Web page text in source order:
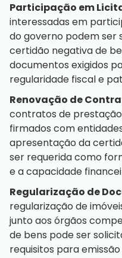
Participação em
interessadas em
do governo podem ser
certidão negativa de
documentos exigidos
regularidade fiscal e
Renovação de
contratos de
firmados com
apresentação da
ser requerida como
e a capacidade
Regularização de
regularização de
junto aos órgãos
de bens pode ser
requisitos para